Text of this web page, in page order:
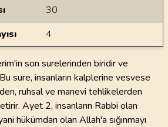
30
4
son surelerinden biridir ve
sure, insanların kalplerine vesvese
ruhsal ve manevi tehlikelerden
Ayet 2, insanların Rabbi olan
hükümdarı olan Allah'a sığınmayı